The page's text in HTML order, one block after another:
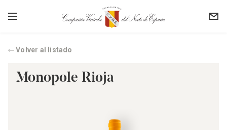
Volver al listado
Monopole Rioja